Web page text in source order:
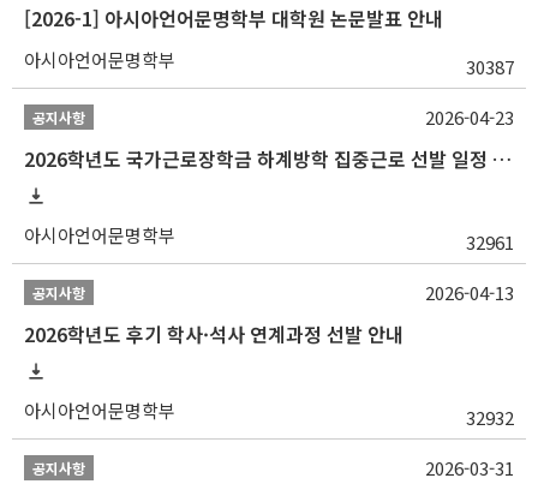
[2026-1] 아시아언어문명학부 대학원 논문발표 안내
아시아언어문명학부 30387
공지사항
2026학년도 국가근로장학금 하계방학 집중근로 선발 일정 안내
아시아언어문명학부 32961
2026-04-23
공지사항
2026학년도 후기 학사·석사 연계과정 선발 안내
아시아언어문명학부 32932
2026-04-13
공지사항 2026-03-31